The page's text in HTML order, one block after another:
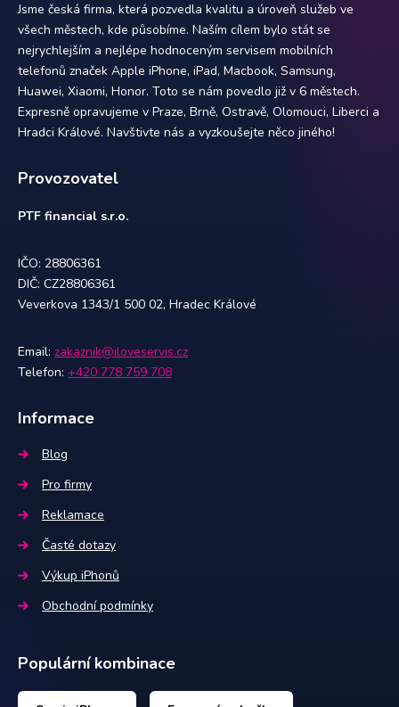
Jsme česká firma, která pozvedla kvalitu a úroveň služeb ve
všech městech, kde působíme. Naším cílem bylo stát se
nejrychlejším a nejlépe hodnoceným servisem mobilních
telefonů značek Apple iPhone, iPad, Macbook, Samsung,
Huawei, Xiaomi, Honor. Toto se nám povedlo již v 6 městech.
Expresně opravujeme v Praze, Brně, Ostravě, Olomouci, Liberci a
Hradci Králové. Navštivte nás a vyzkoušejte něco jiného!
Provozovatel
PTF financial s.r.o.
IČO: 28806361
DIČ: CZ28806361
Veverkova 1343/1 500 02, Hradec Králové
Email: zakaznik@iloveservis.cz
Telefon: +420 778 759 708
Informace
Blog
Pro firmy
Reklamace
Časté dotazy
Výkup iPhonů
Obchodní podmínky
Populární kombinace